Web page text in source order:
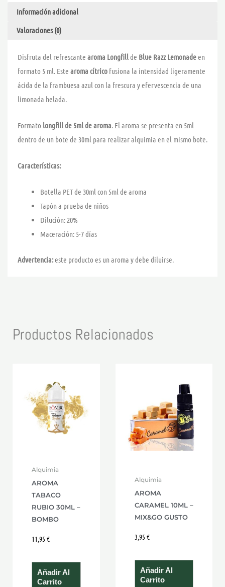
cantidad
Información adicional
Valoraciones (0)
Disfruta del refrescante aroma Longfillde Blue Razz Lemonadeen
formato 5 ml. Este aroma cítrico fusiona la intensidad ligeramente
ácida de la frambuesa azul con la frescura y efervescencia de una
limonada helada.
Formato longfill de 5ml de aroma. El aroma se presenta en 5ml
dentro de un bote de 30ml para realizar alquimia en el mismo bote.
Características:
Botella PET de 30ml con 5ml de aroma
Tapón a prueba de niños
Dilución: 20%
Maceración: 5-7 días
Advertencia:este producto es un aroma y debe diluirse.
Productos Relacionados
Alquimia
AROMA
TABACO
RUBIO 30ML –
BOMBO
11,95 €
Añadir Al
Carrito
Alquimia
AROMA
CARAMEL 10ML –
MIX&GO GUSTO
3,95 €
Añadir Al
Carrito